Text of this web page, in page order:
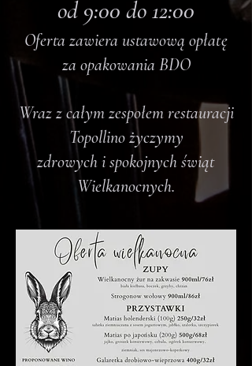
od 9:00 do 12:00
Oferta zawiera ustawową opłatę
za opakowania BDO
Wraz z całym zespołem restauracji
Topollino życzymy
zdrowych ispokojnych świąt
Wielkanocnych.